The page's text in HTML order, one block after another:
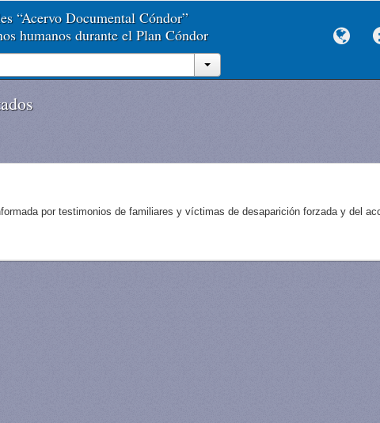
“Acervo Documental Cóndor”
humanos durante el Plan Cóndor
por testimonios de familiares y víctimas de desaparición forzada y del